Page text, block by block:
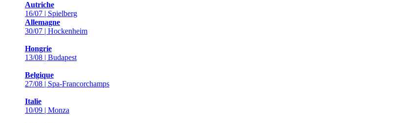
Autriche
16/07 | Spielberg
Allemagne
30/07 | Hockenheim
Hongrie
13/08 | Budapest
Belgique
27/08 | Spa-Francorchamps
Italie
10/09 | Monza